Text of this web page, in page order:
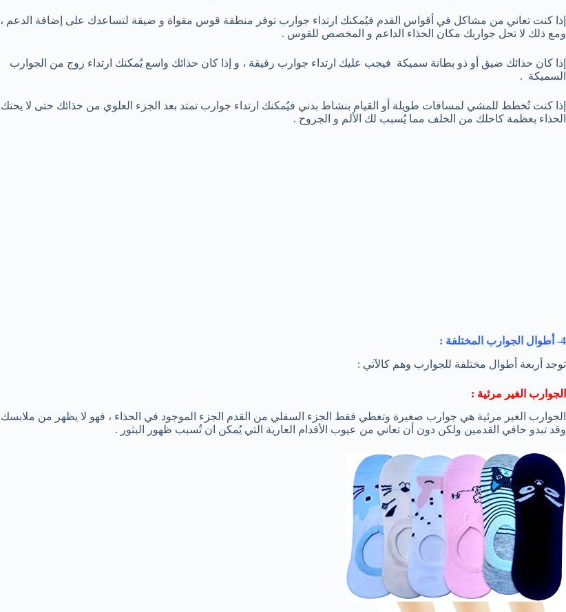
إذا كنت تعاني من مشاكل في أقواس القدم فيُمكنك ارتداء جوارب توفر منطقة قوس مقواة و ضيقة لتساعدك على إضافة الدعم ،
ومع ذلك لا تحل جواربك مكان الحذاء الداعم و المخصص للقوس .
إذا كان حذائك ضيق أو ذو بطانة سميكة فيجب عليك ارتداء جوارب رقيقة ، و إذا كان حذائك واسع يُمكنك ارتداء زوج من الجوارب
السميكة .
إذا كنت تُخطط للمشي لمسافات طويلة أو القيام بنشاط بدني فيُمكنك ارتداء جوارب تمتد بعد الجزء العلوي من حذائك حتى لا يحتك
الحذاء بعظمة كاحلك من الخلف مما يُسبب لك الألم و الجروح .
4- أطوال الجوارب المختلفة :
توجد أربعة أطوال مختلفة للجوارب وهم كالآتي :
الجوارب الغير مرئية :
الجوارب الغير مرئية هي جوارب صغيرة وتغطي فقط الجزء السفلي من القدم الجزء الموجود في الحذاء ، فهو لا يظهر من ملابسك
وقد تبدو حافي القدمين ولكن دون أن تعاني من عيوب الأقدام العارية التي يُمكن ان تُسبب ظهور البثور .